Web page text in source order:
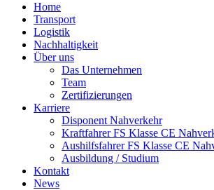
Home
Transport
Logistik
Nachhaltigkeit
Über uns
Das Unternehmen
Team
Zertifizierungen
Karriere
Disponent Nahverkehr
Kraftfahrer FS Klasse CE
Aushilfsfahrer FS Klasse CE
Ausbildung / Studium
Kontakt
News